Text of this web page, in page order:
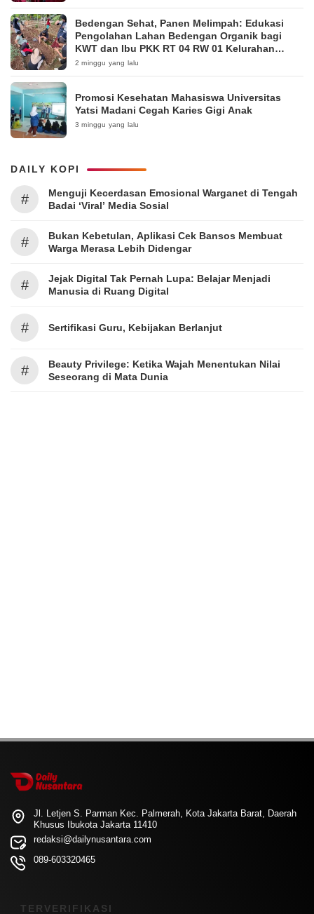
Bedengan Sehat, Panen Melimpah: Edukasi
Pengolahan Lahan Bedengan Organik bagi
KWT dan Ibu PKK RT 04 RW 01 Kelurahan
Pakintelan
2 minggu yang lalu
Promosi Kesehatan Mahasiswa Universitas
Yatsi Madani Cegah Karies Gigi Anak
3 minggu yang lalu
DAILY KOPI
#
Menguji Kecerdasan Emosional Warganet di Tengah
Badai ‘Viral’ Media Sosial
#
Bukan Kebetulan, Aplikasi Cek Bansos Membuat
Warga Merasa Lebih Didengar
#
Jejak Digital Tak Pernah Lupa: Belajar Menjadi
Manusia di Ruang Digital
# Sertifikasi Guru, Kebijakan Berlanjut
#
Beauty Privilege: Ketika Wajah Menentukan Nilai
Seseorang di Mata Dunia
Jl. Letjen S. Parman Kec. Palmerah, Kota Jakarta Barat, Daerah
Khusus Ibukota Jakarta 11410
redaksi@dailynusantara.com
089-603320465
TERVERIFIKASI